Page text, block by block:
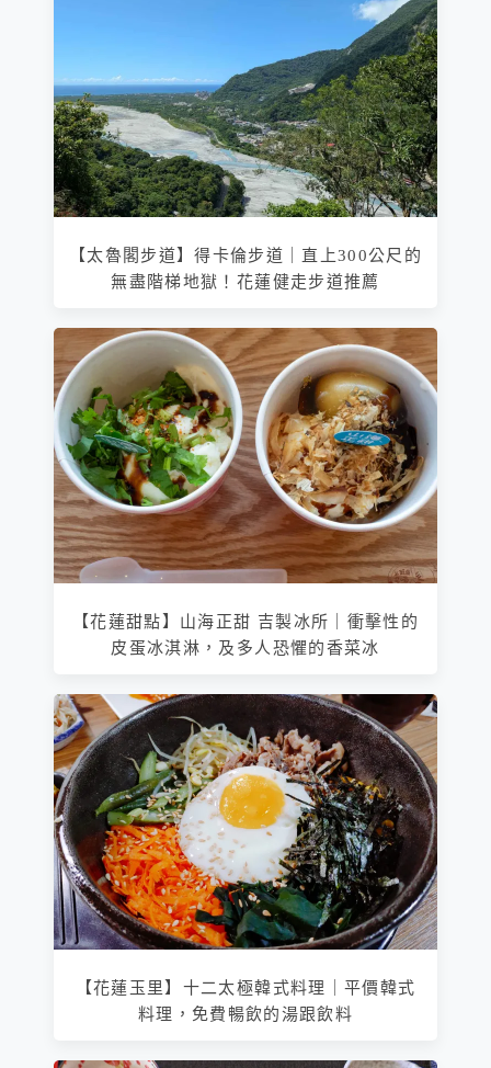
【太魯閣步道】得卡倫步道｜直上300公尺的
無盡階梯地獄！花蓮健走步道推薦
【花蓮甜點】山海正甜 吉製冰所｜衝擊性的
皮蛋冰淇淋，及多人恐懼的香菜冰
【花蓮玉里】十二太極韓式料理｜平價韓式
料理，免費暢飲的湯跟飲料